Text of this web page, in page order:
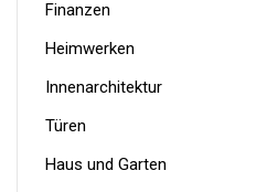
Finanzen
Heimwerken
Innenarchitektur
Türen
Haus und Garten